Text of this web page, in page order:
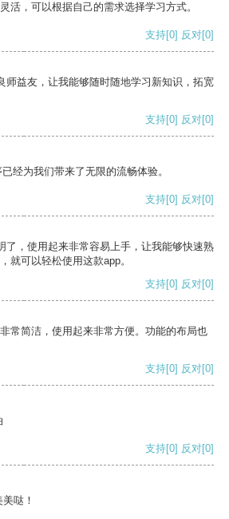
活，可以根据自己的需求选择学习方式。
支持[0] 反对[0]
师益友，让我能够随时随地学习新知识，拓宽
支持[0] 反对[0]
经为我们带来了无限的流畅体验。
支持[0] 反对[0]
了，使用起来非常容易上手，让我能够快速熟
就可以轻松使用这款app。
支持[0] 反对[0]
常简洁，使用起来非常方便。功能的布局也
支持[0] 反对[0]
支持[0] 反对[0]
哒！